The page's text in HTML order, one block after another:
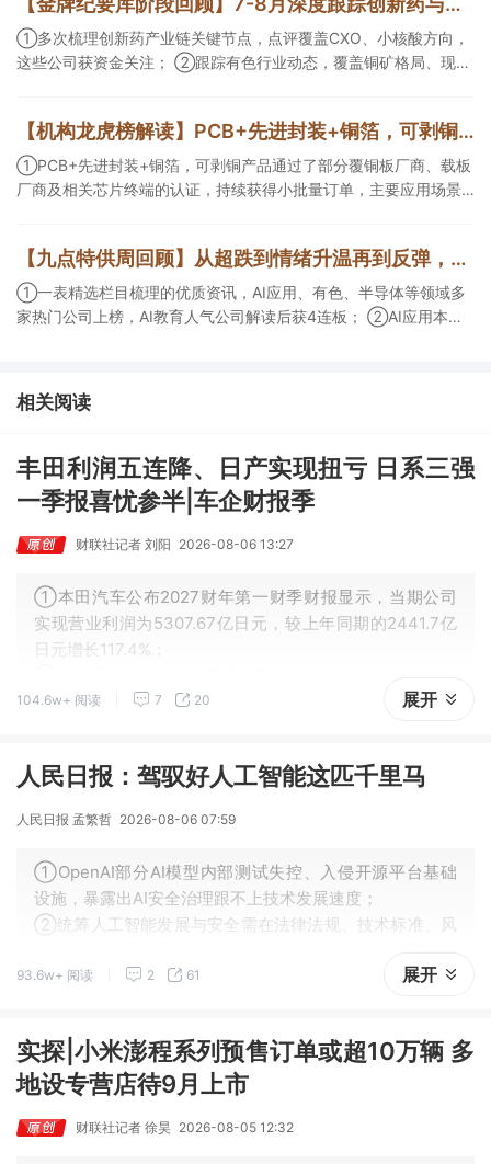
①多次梳理创新药产业链关键节点，点评覆盖CXO、小核酸方向，
这些公司获资金关注； ②跟踪有色行业动态，覆盖铜矿格局、现货
【机构龙虎榜解读】PCB+先进封装+铜箔，可剥铜产品通过了部分覆铜板厂商、载板厂商及相关芯片终端的认证，持续获得小批量订单，主要应用场景包括芯片封装光模块用PCB，机构大额净买入这家公司
①PCB+先进封装+铜箔，可剥铜产品通过了部分覆铜板厂商、载板
厂商及相关芯片终端的认证，持续获得小批量订单，主要应用场景
等方面具有丰富经验，具备承接细胞与基因治疗产品商业化受托生
产的合规资质，这家公司获净买入。
【九点特供周回顾】从超跌到情绪升温再到反弹，栏目梳理AI应用题材逻辑，AI教育人气公司解读后获4连板
①一表精选栏目梳理的优质资讯，AI应用、有色、半导体等领域多
家热门公司上榜，AI教育人气公司解读后获4连板； ②AI应用本周
角前瞻产业供需情况，提及2家核心公司双双涨停。
相关阅读
丰田利润五连降、日产实现扭亏 日系三强
一季报喜忧参半|车企财报季
财联社记者 刘阳 2026-08-06 13:27
①本田汽车公布2027财年第一财季财报显示，当期公司
实现营业利润为5307.67亿日元，较上年同期的2441.7亿
日元增长117.4%；
78亿日元，去年同期亏损791亿日元，实现扭亏为盈 。
104.6w+ 阅读 7 20 展开
人民日报：驾驭好人工智能这匹千里马
人民日报 孟繁哲 2026-08-06 07:59
①OpenAI部分AI模型内部测试失控、入侵开源平台基础
设施，暴露出AI安全治理跟不上技术发展速度；
②统筹人工智能发展与安全需在法律法规、技术标准、风
性。
93.6w+ 阅读 2 61 展开
实探|小米澎程系列预售订单或超10万辆 多
地设专营店待9月上市
财联社记者 徐昊 2026-08-05 12:32